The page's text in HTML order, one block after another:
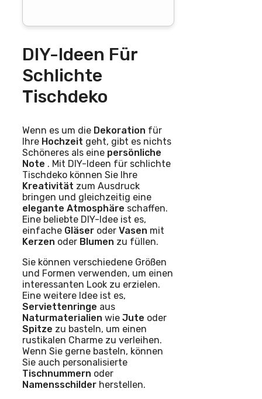
DIY-Ideen Für
Schlichte
Tischdeko
Wenn es um die Dekoration für
Ihre Hochzeit geht, gibt es nichts
Schöneres als eine persönliche
Note . Mit DIY-Ideen für schlichte
Tischdeko können Sie Ihre
Kreativität zum Ausdruck
bringen und gleichzeitig eine
elegante Atmosphäre schaffen.
Eine beliebte DIY-Idee ist es,
einfache Gläser oder Vasen mit
Kerzen oder Blumen zu füllen.
Sie können verschiedene Größen
und Formen verwenden, um einen
interessanten Look zu erzielen.
Eine weitere Idee ist es,
Serviettenringe aus
Naturmaterialien wie Jute oder
Spitze zu basteln, um einen
rustikalen Charme zu verleihen.
Wenn Sie gerne basteln, können
Sie auch personalisierte
Tischnummern oder
Namensschilder herstellen.